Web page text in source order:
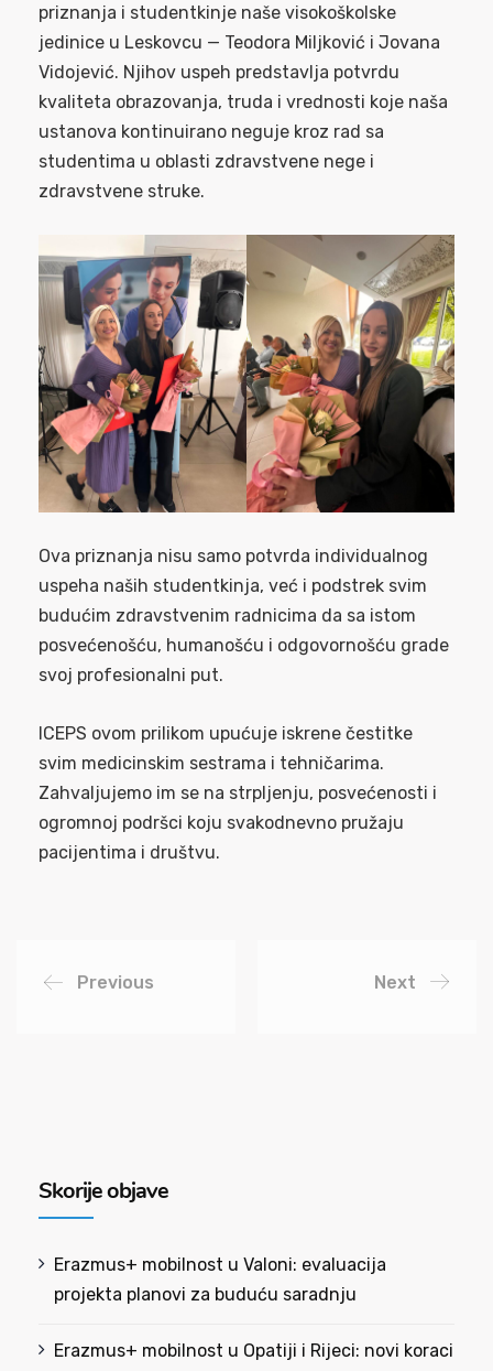
priznanja i studentkinje naše visokoškolske
jedinice u Leskovcu — Teodora Miljković i Jovana
Vidojević. Njihov uspeh predstavlja potvrdu
kvaliteta obrazovanja, truda i vrednosti koje naša
ustanova kontinuirano neguje kroz rad sa
studentima u oblasti zdravstvene nege i
zdravstvene struke.
Ova priznanja nisu samo potvrda individualnog
uspeha naših studentkinja, već i podstrek svim
budućim zdravstvenim radnicima da sa istom
posvećenošću, humanošću i odgovornošću grade
svoj profesionalni put.
ICEPS ovom prilikom upućuje iskrene čestitke
svim medicinskim sestrama i tehničarima.
Zahvaljujemo im se na strpljenju, posvećenosti i
ogromnoj podršci koju svakodnevno pružaju
pacijentima i društvu.
Previous Next
Skorije objave
Erazmus+ mobilnost u Valoni: evaluacija
projekta planovi za buduću saradnju
Erazmus+ mobilnost u Opatiji i Rijeci: novi koraci